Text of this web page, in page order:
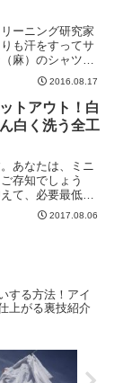
ーニング研究家
も汗をすってサ
麻）のシャツが
ネン（麻）シャ
も熱にも強い素
のも気持ちいい♪
...
2016.08.17
トアウト！白
白く洗う全工
あなたは、ミニ
存知でしょう
て、必要最低限
る人達のことを
ニマリスト達が
2017.08.06
する方法！アイ
上がる裏技紹介